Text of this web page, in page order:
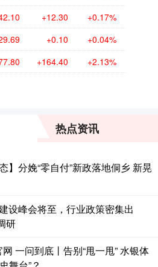
+12.30 +0.17%
+0.10 +0.04%
+164.40 +2.13%
热点资讯
】分娩“零自付”新政落地侗乡 新晃
设峰会将至，行业政策密集出
研
一问到底丨告别“甩一甩” 水银体